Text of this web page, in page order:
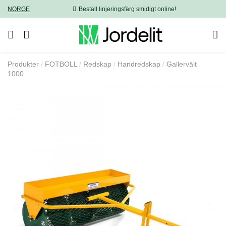
NORGE Beställ linjeringsfärg smidigt online!
Produkter FOTBOLL Redskap Handredskap
Gallervält
1000